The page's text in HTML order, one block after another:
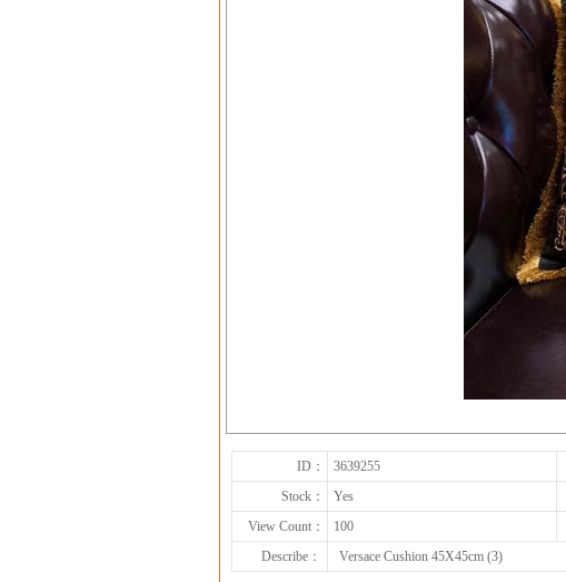
ID： 3639255
Stock：
Yes
View Count：
100
Describe：
Versace Cushion 45X45cm (3)